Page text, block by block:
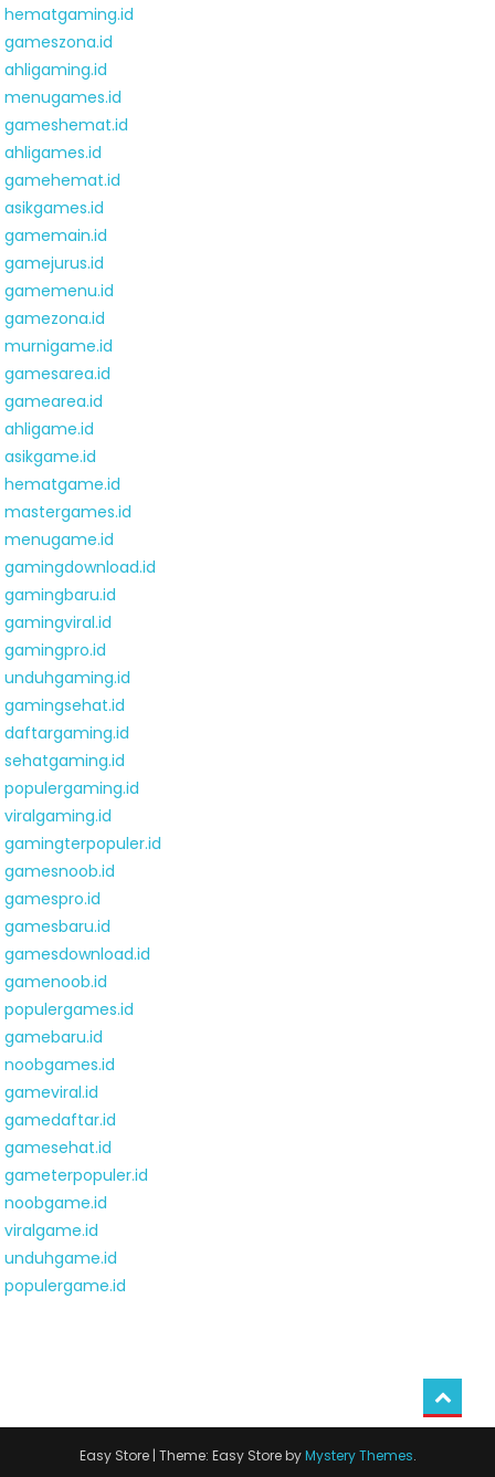
hematgaming.id
gameszona.id
ahligaming.id
menugames.id
gameshemat.id
ahligames.id
gamehemat.id
asikgames.id
gamemain.id
gamejurus.id
gamemenu.id
gamezona.id
murnigame.id
gamesarea.id
gamearea.id
ahligame.id
asikgame.id
hematgame.id
mastergames.id
menugame.id
gamingdownload.id
gamingbaru.id
gamingviral.id
gamingpro.id
unduhgaming.id
gamingsehat.id
daftargaming.id
sehatgaming.id
populergaming.id
viralgaming.id
gamingterpopuler.id
gamesnoob.id
gamespro.id
gamesbaru.id
gamesdownload.id
gamenoob.id
populergames.id
gamebaru.id
noobgames.id
gameviral.id
gamedaftar.id
gamesehat.id
gameterpopuler.id
noobgame.id
viralgame.id
unduhgame.id
populergame.id
Easy Store | Theme: Easy Store byMystery Themes.